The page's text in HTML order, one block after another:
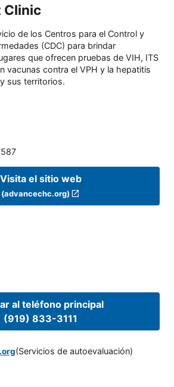
Clinic
de los Centros para el Control y
(CDC) para brindar
que ofrecen pruebas de VIH, ITS
vacunas contra el VPH y la hepatitis
sus territorios.
Visita el sitio web
(advancechc.org)
al teléfono principal
(919) 833-3111
(Servicios de autoevaluación)